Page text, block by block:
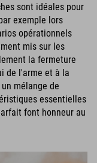
sont idéales pour
exemple lors
opérationnels
mis sur les
la fermeture
de l'arme et à la
mélange de
essentielles
font honneur au